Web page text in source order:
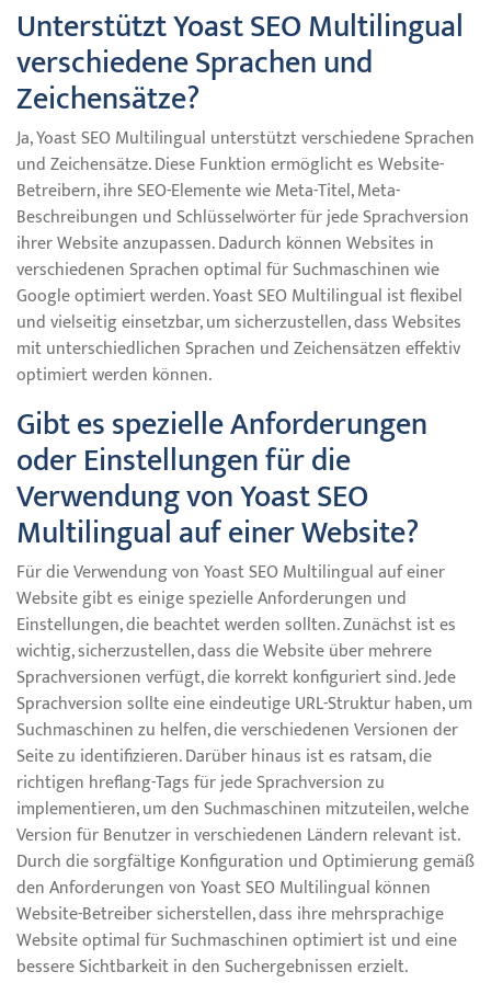
Unterstützt Yoast SEO Multilingual
verschiedene Sprachen und
Zeichensätze?
Ja, Yoast SEO Multilingual unterstützt verschiedene Sprachen
und Zeichensätze. Diese Funktion ermöglicht es Website-
Betreibern, ihre SEO-Elemente wie Meta-Titel, Meta-
Beschreibungen und Schlüsselwörter für jede Sprachversion
ihrer Website anzupassen. Dadurch können Websites in
verschiedenen Sprachen optimal für Suchmaschinen wie
Google optimiert werden. Yoast SEO Multilingual ist flexibel
und vielseitig einsetzbar, um sicherzustellen, dass Websites
mit unterschiedlichen Sprachen und Zeichensätzen effektiv
optimiert werden können.
Gibt es spezielle Anforderungen
oder Einstellungen für die
Verwendung von Yoast SEO
Multilingual auf einer Website?
Für die Verwendung von Yoast SEO Multilingual auf einer
Website gibt es einige spezielle Anforderungen und
Einstellungen, die beachtet werden sollten. Zunächst ist es
wichtig, sicherzustellen, dass die Website über mehrere
Sprachversionen verfügt, die korrekt konfiguriert sind. Jede
Sprachversion sollte eine eindeutige URL-Struktur haben, um
Suchmaschinen zu helfen, die verschiedenen Versionen der
Seite zu identifizieren. Darüber hinaus ist es ratsam, die
richtigen hreflang-Tags für jede Sprachversion zu
implementieren, um den Suchmaschinen mitzuteilen, welche
Version für Benutzer in verschiedenen Ländern relevant ist.
Durch die sorgfältige Konfiguration und Optimierung gemäß
den Anforderungen von Yoast SEO Multilingual können
Website-Betreiber sicherstellen, dass ihre mehrsprachige
Website optimal für Suchmaschinen optimiert ist und eine
bessere Sichtbarkeit in den Suchergebnissen erzielt.